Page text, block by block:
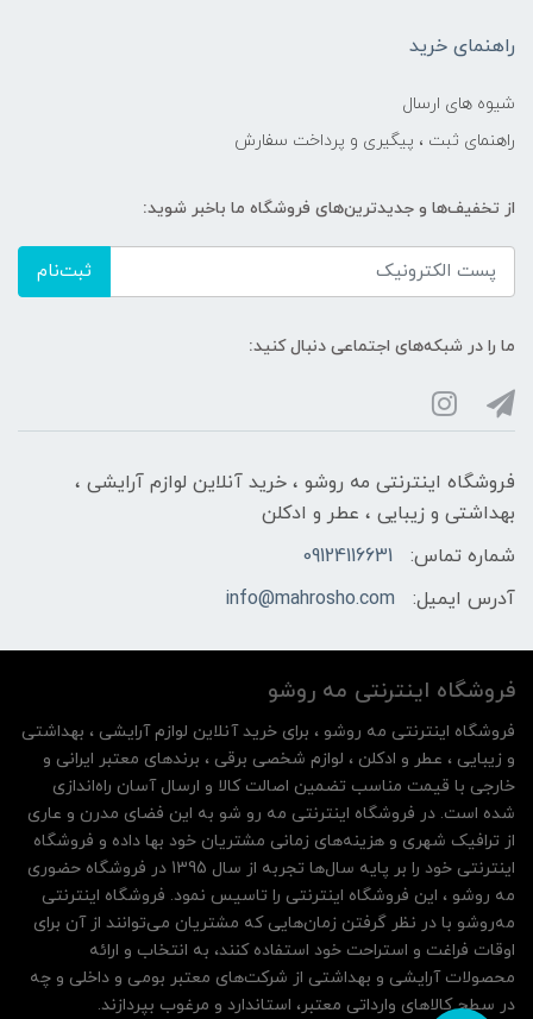
راهنمای خرید
شیوه های ارسال
راهنمای ثبت ، پیگیری و پرداخت سفارش
از تخفیف‌ها و جدیدترین‌های فروشگاه ما باخبر شوید:
ثبت‌نام
ما را در شبکه‌های اجتماعی دنبال کنید:
فروشگاه اینترنتی مه‌ رو‌شو ، خرید آنلاین لوازم آرایشی ،
بهداشتی و زیبایی ، عطر و ادکلن
شماره تماس:
09124116631
آدرس ایمیل:
info@mahrosho.com
فروشگاه اینترنتی مه‌ رو‌شو
فروشگاه اینترنتی مه‌ رو‌شو ، برای خرید آنلاین لوازم آرایشی ، بهداشتی
و زیبایی ، عطر و ادکلن ، لوازم شخصی برقی ، برندهای معتبر ایرانی و
خارجی با قیمت مناسب تضمین اصالت کالا و ارسال آسان راه‌اندازی
شده است. در فروشگاه اینترنتی مه رو شو به این فضای مدرن و عاری
از ترافیک شهری و هزینه‌های زمانی مشتریان خود بها داده و فروشگاه
اینترنتی خود را بر پایه سال‌ها تجربه از سال 1395 در فروشگاه حضوری
مه روشو ، این فروشگاه اینترنتی را تاسیس نمود. فروشگاه اینترنتی
مه‌رو‌شو با در نظر گرفتن زمان‌هایی که مشتریان می‌توانند از آن‌ برای
اوقات فراغت و استراحت خود استفاده کنند، به انتخاب و ارائه
محصولات آرایشی و بهداشتی از شرکت‌های معتبر بومی و داخلی و چه
در سطح کالاهای وارداتی معتبر، استاندارد و مرغوب بپردازند.